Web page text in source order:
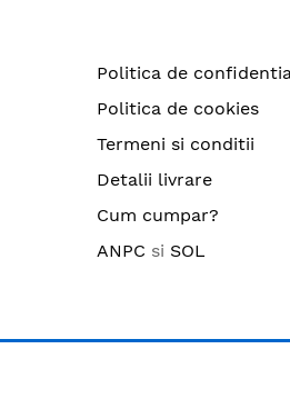
Politica de
Politica de cookies
Termeni si conditii
Detalii livrare
Cum cumpar?
ANPC si SOL
© CRIX.ro /